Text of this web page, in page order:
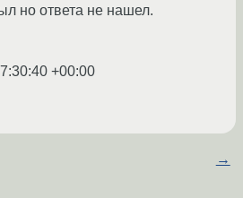
но ответа не нашел.
+00:00
→